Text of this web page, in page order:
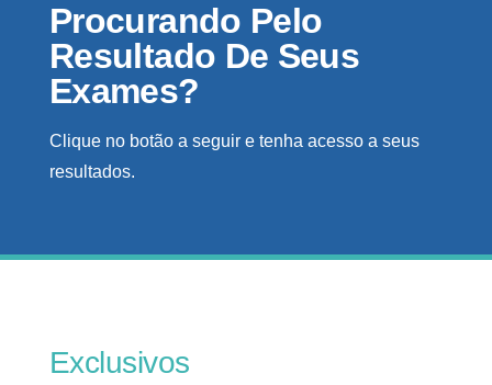
Procurando Pelo
Resultado De Seus
Exames?
Clique no botão a seguir e tenha acesso a seus
resultados.
Exclusivos